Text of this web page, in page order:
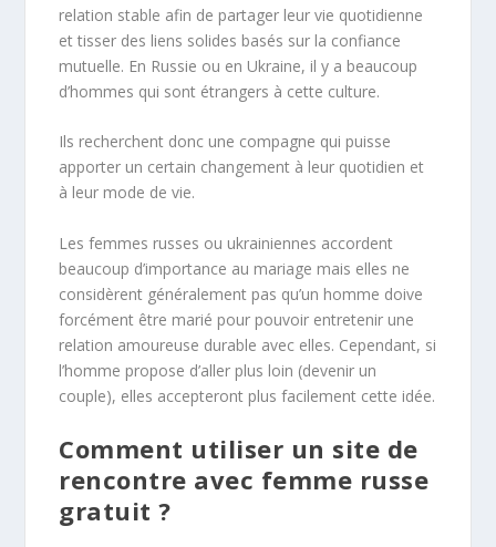
relation stable afin de partager leur vie quotidienne
et tisser des liens solides basés sur la confiance
mutuelle. En Russie ou en Ukraine, il y a beaucoup
d’hommes qui sont étrangers à cette culture.
Ils recherchent donc une compagne qui puisse
apporter un certain changement à leur quotidien et
à leur mode de vie.
Les femmes russes ou ukrainiennes accordent
beaucoup d’importance au mariage mais elles ne
considèrent généralement pas qu’un homme doive
forcément être marié pour pouvoir entretenir une
relation amoureuse durable avec elles. Cependant, si
l’homme propose d’aller plus loin (devenir un
couple), elles accepteront plus facilement cette idée.
Comment utiliser un site de
rencontre avec femme russe
gratuit ?